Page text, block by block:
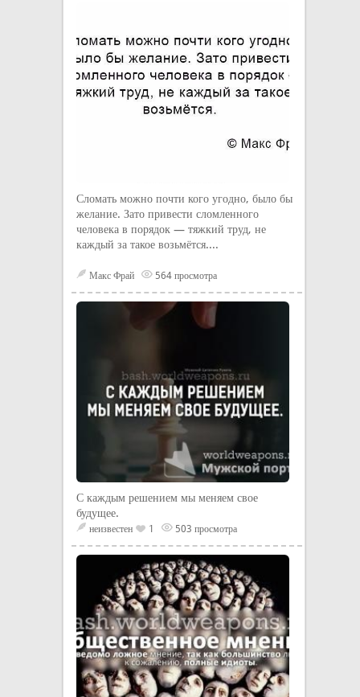
Сломать можно почти кого угодно, было бы
желание. Зато привести сломленного
человека в порядок — тяжкий труд, не
каждый за такое возьмётся....
Макс Фрай 564 просмотра
С каждым решением мы меняем свое
будущее.
неизвестен 1 503 просмотра